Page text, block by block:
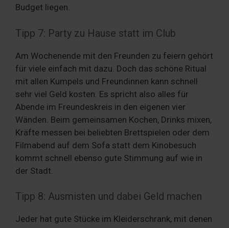
Budget liegen.
Tipp 7: Party zu Hause statt im Club
Am Wochenende mit den Freunden zu feiern gehört
für viele einfach mit dazu. Doch das schöne Ritual
mit allen Kumpels und Freundinnen kann schnell
sehr viel Geld kosten. Es spricht also alles für
Abende im Freundeskreis in den eigenen vier
Wänden. Beim gemeinsamen Kochen, Drinks mixen,
Kräfte messen bei beliebten Brettspielen oder dem
Filmabend auf dem Sofa statt dem Kinobesuch
kommt schnell ebenso gute Stimmung auf wie in
der Stadt.
Tipp 8: Ausmisten und dabei Geld machen
Jeder hat gute Stücke im Kleiderschrank, mit denen